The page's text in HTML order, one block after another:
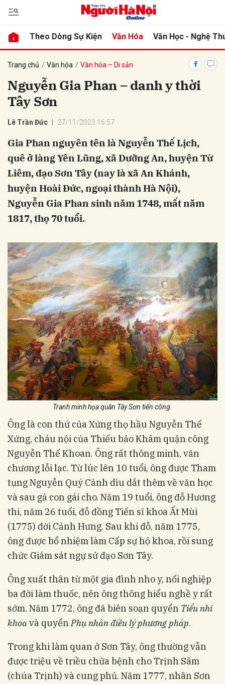
Theo Dòng Sự Kiện Văn Hóa Văn Học - Nghệ
Trang chủ Văn hóa Văn hóa – Di sản
Nguyễn Gia Phan – danh y thời
Tây Sơn
Lê Trần Đức 27/11/2023 16:57
Gia Phan nguyên tên là Nguyễn Thế Lịch,
quê ở làng Yên Lũng, xã Dưỡng An, huyện Từ
Liêm, đạo Sơn Tây (nay là xã An Khánh,
huyện Hoài Đức, ngoại thành Hà Nội),
Nguyễn Gia Phan sinh năm 1748, mất năm
1817, thọ 70 tuổi.
Tranh minh họa quân Tây Sơn tiến công.
Ông là con thứ của Xứng thọ hầu Nguyễn Thế
Xứng, cháu nội của Thiếu bảo Khâm quận công
Nguyễn Thế Khoan. Ông rất thông minh, văn
chương lỗi lạc. Từ lúc lên 10 tuổi, ông được Tham
tụng Nguyễn Quý Cảnh dìu dắt thêm về văn học
và sau gả con gái cho. Năm 19 tuổi, ông đỗ Hương
thi, năm 26 tuổi, đỗ đồng Tiến sĩ khoa Ất Mùi
(1775) đời Cảnh Hưng. Sau khi đỗ, năm 1775,
ông được bổ nhiệm làm Cấp sự hộ khoa, rồi sung
chức Giám sát ngự sử đạo Sơn Tây.
Ông xuất thân từ một gia đình nho y, nối nghiệp
ba đời làm thuốc, nên ông thông hiểu nghề y rất
sớm. Năm 1772, ông đã biên soạn quyển Tiểu nhi
khoavà quyểnPhụ nhân điều lý phương pháp.
Trong khi làm quan ở Sơn Tây, ông thường vẫn
được triệu về triều chữa bệnh cho Trịnh Sâm
(chúa Trịnh) và cung phủ. Năm 1777, nhân Sơn
luận
Hủy